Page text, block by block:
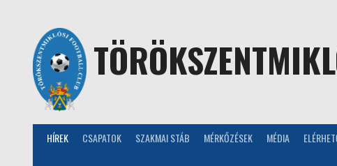
HÍREK CSAPATOK SZAKMAI STÁB MÉRKŐZÉSEK MÉDIA